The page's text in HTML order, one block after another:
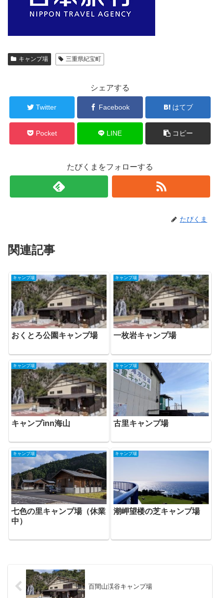
キャンプ場 三重県紀宝町
シェアする
Twitter Facebook はてブ
Pocket LINE コピー
たびくまをフォローする
たびくま
関連記事
キャンプ場
おくとろ公園キャンプ場
キャンプ場
一枚岩キャンプ場
キャンプ場
キャンプinn海山
キャンプ場
古里キャンプ場
キャンプ場
七色の里キャンプ場（休業
中）
キャンプ場
潮岬望楼の芝キャンプ場
百間山渓谷キャンプ場